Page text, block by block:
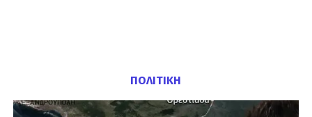
ΠΟΛΙΤΙΚΗ